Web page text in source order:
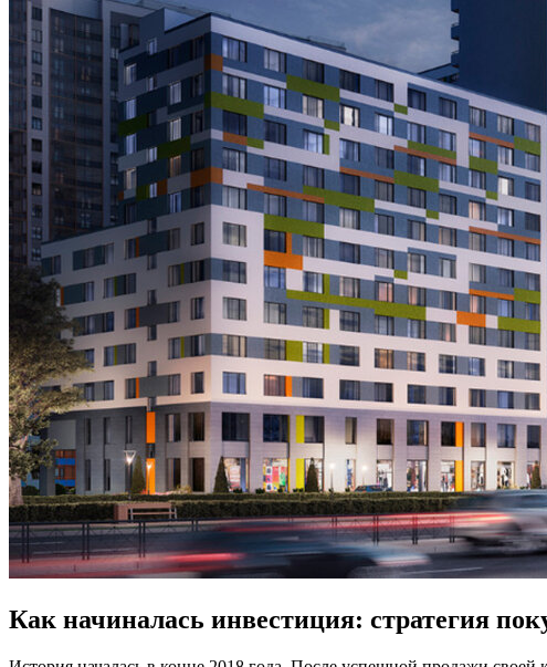
Как начиналась инвестиция: стратегия